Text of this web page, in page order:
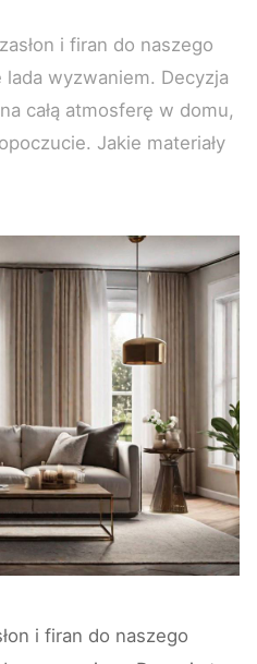
i firan do naszego
wyzwaniem. Decyzja
całą atmosferę w domu,
Jakie materiały
i firan do naszego